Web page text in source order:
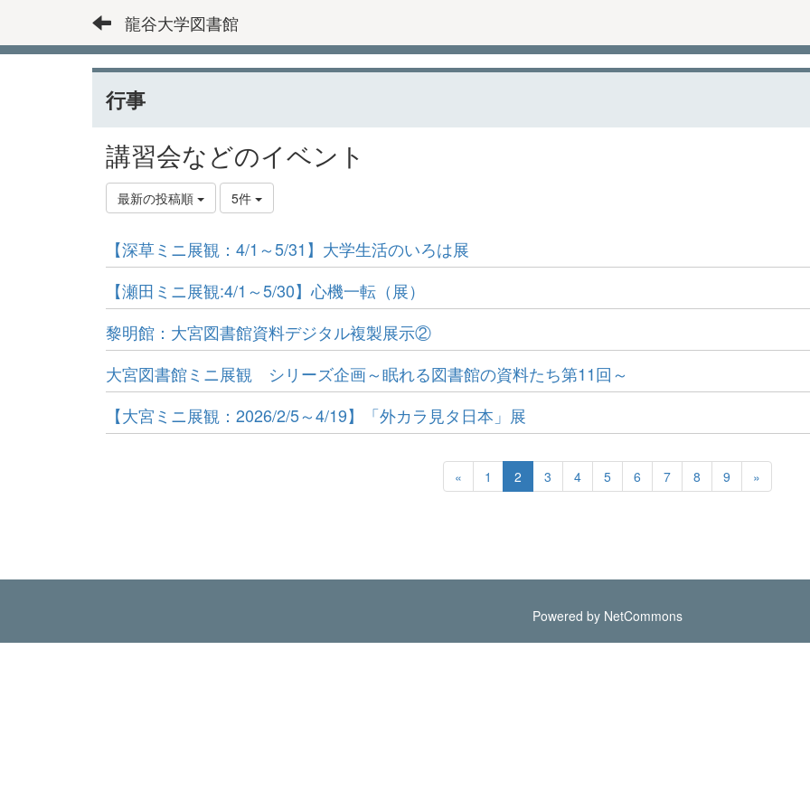
龍谷大学図書館
行事
講習会などのイベント
最新の投稿順 5件
【深草ミニ展観：4/1～5/31】大学生活のいろは展
【瀬田ミニ展観:4/1～5/30】心機一転（展）
黎明館：大宮図書館資料デジタル複製展示②
大宮図書館ミニ展観 シリーズ企画～眠れる図書館の資料たち第11回～
【大宮ミニ展観：2026/2/5～4/19】「外カラ見タ日本」展
« 1 2 3 4 5 6 7 8 9 »
Powered by NetCommons